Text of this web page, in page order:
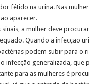
fétido na urina. Nas
aparecer.
sinais, a mulher deve
Quando a infecção
podem subir para o
infecção generalizada, que
para as mulheres é